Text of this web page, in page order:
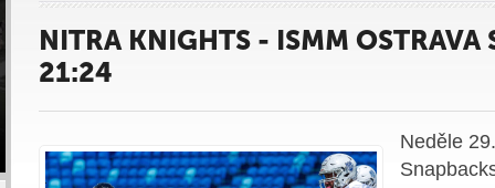
NITRA KNIGHTS - ISMM OSTRAVA
21:24
Neděle